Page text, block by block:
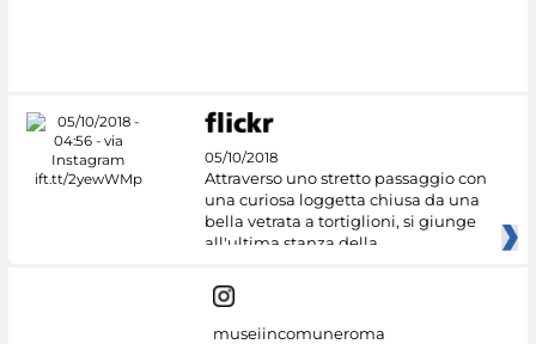
05/10/2018
Attraverso uno stretto passaggio con
una curiosa loggetta chiusa da una
bella vetrata a tortiglioni, si giunge
all'ultima stanza della
museiincomuneroma